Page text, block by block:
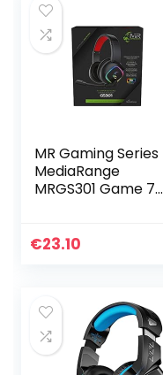
MR Gaming Series
MediaRange
MRGS301 Game 7.1
Kabel
€23.10